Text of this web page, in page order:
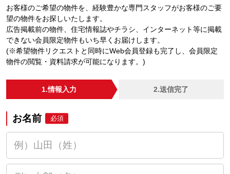
お客様のご希望の物件を、経験豊かな専門スタッフがお客様のご要
望の物件をお探しいたします。
広告掲載前の物件、住宅情報誌やチラシ、インターネット等に掲載
できない会員限定物件もいち早くお届けします。
(※希望物件リクエストと同時にWeb会員登録も完了し、会員限定
物件の閲覧・資料請求が可能になります。)
1.情報入力 2.送信完了
お名前 必須